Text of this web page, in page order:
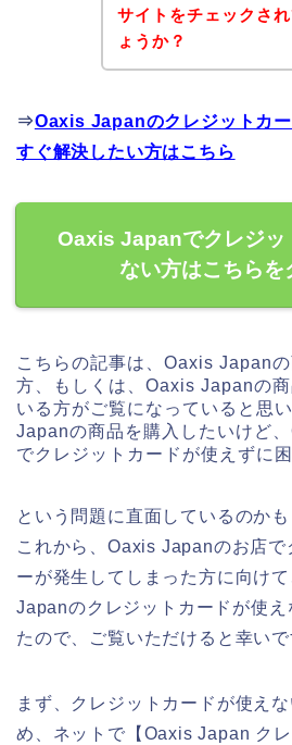
サイトをチェックさ
ょうか？
⇒Oaxis Japanのクレジットカ
すぐ解決したい方はこちら
Oaxis Japanでクレジッ
ない方はこちらを
こちらの記事は、Oaxis Japan
方、もしくは、Oaxis Japanの
いる方がご覧になっていると思
Japanの商品を購入したいけど
でクレジットカードが使えずに
という問題に直面しているのか
これから、Oaxis Japanのお店で
ーが発生してしまった方に向け
Japanのクレジットカードが使
たので、ご覧いただけると幸いで
まず、クレジットカードが使え
め、ネットで【Oaxis Japan ク